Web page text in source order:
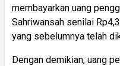
membayarkan uang
Sahriwansah senilai
yang sebelumnya telah
Dengan demikian, uang